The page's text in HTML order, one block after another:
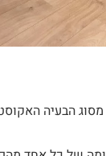
הבעיה